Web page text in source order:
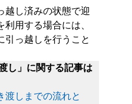
越し済みの状態で迎
用する場合には、
引っ越しを行うこと
し」に関する記事は
渡しまでの流れと